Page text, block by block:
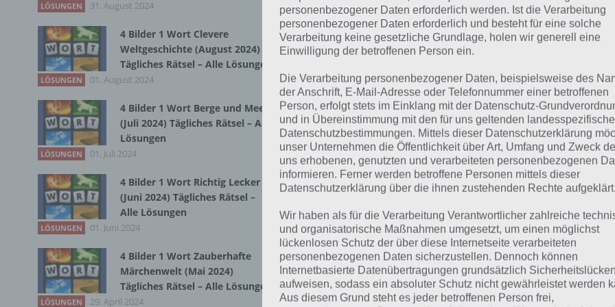
Bei dieser Lösung handelt es sich um das tägliche Bonus
wir noch die Links beispielsweise zum täglichen Rätsel und
Tägliches Rätsel:Zur Lösung vom 18.6.2023
Rätsel aus dem Jahr 2022:Schau mal, was vor einem Jahr,
gesucht war
Zur Übersicht:4 Bilder 1 Wort Lösungen zu Retro und
LÖSUNGEN 31. August 2024
4 Bilder 1 Wort Clevere
Weltgeschichte (August 2024)
Tägliches Rätsel – Alle Lösungen
LÖSUNGEN 01. August 2024
4 Bilder 1 Wort Berge und Meer
(Juli 2024) Tägliches Rätsel – Alle
Lösungen
LÖSUNGEN 01. Juli 2024
4 Bilder 1 Wort Richtig Lecker
(Juni 2024) Tägliches Rätsel –
Alle Lösungen
LÖSUNGEN 01. Juni 2024
4 Bilder 1 Wort Zauberhafte
Märchenwelt (Mai 2024)
Tägliches Rätsel – Alle Lösungen
LÖSUNGEN 29. April 2024
personenbezogener Daten erforderlich werden. Ist die Verarbeitung
personenbezogener Daten erforderlich und besteht für eine solche
Verarbeitung keine gesetzliche Grundlage, holen wir generell eine
Einwilligung der betroffenen Person ein.
Die Verarbeitung personenbezogener Daten, beispielsweise des
der Anschrift, E-Mail-Adresse oder Telefonnummer einer betroffenen
Person, erfolgt stets im Einklang mit der Datenschutz-
und in Übereinstimmung mit den für uns geltenden
Datenschutzbestimmungen. Mittels dieser Datenschutzerklärung
unser Unternehmen die Öffentlichkeit über Art, Umfang und Zweck
uns erhobenen, genutzten und verarbeiteten personenbezogenen
informieren. Ferner werden betroffene Personen mittels dieser
Datenschutzerklärung über die ihnen zustehenden Rechte aufgeklärt.
Wir haben als für die Verarbeitung Verantwortlicher zahlreiche
und organisatorische Maßnahmen umgesetzt, um einen möglichst
lückenlosen Schutz der über diese Internetseite verarbeiteten
personenbezogenen Daten sicherzustellen. Dennoch können
Internetbasierte Datenübertragungen grundsätzlich Sicherheitslücken
aufweisen, sodass ein absoluter Schutz nicht gewährleistet werden
Aus diesem Grund steht es jeder betroffenen Person frei,